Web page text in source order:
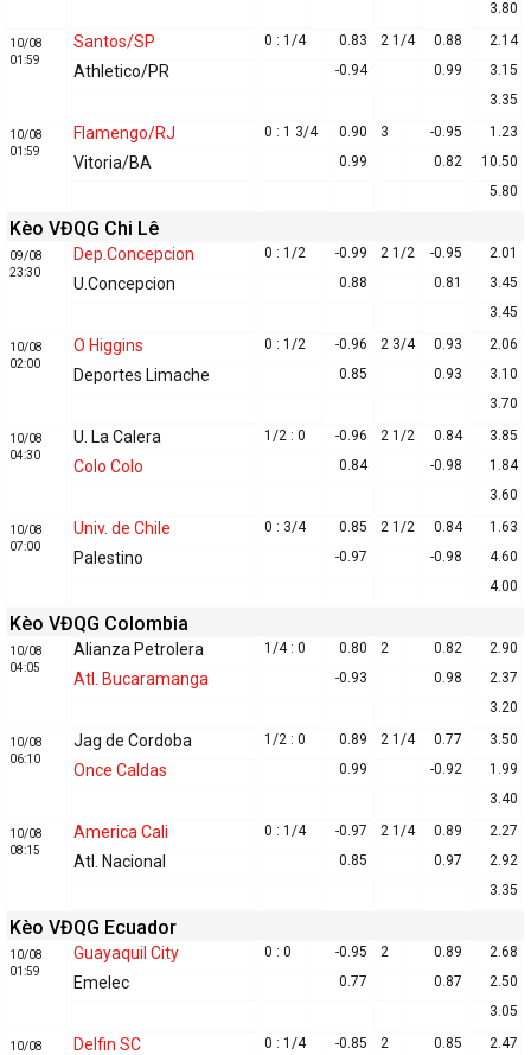
3.80
10/08
01:59
Santos/SP
Athletico/PR
0 : 1/4
0.83
-0.94
2 1/4
0.88
0.99
2.14
3.15
3.35
10/08
01:59
Flamengo/RJ
Vitoria/BA
0 : 1 3/4
0.90
0.99
3
-0.95
0.82
1.23
10.50
5.80
Kèo VĐQG Chi Lê
09/08
23:30
Dep.Concepcion
U.Concepcion
0 : 1/2
-0.99
0.88
2 1/2
-0.95
0.81
2.01
3.45
3.45
10/08
02:00
O Higgins
Deportes Limache
0 : 1/2
-0.96
0.85
2 3/4
0.93
0.93
2.06
3.10
3.70
10/08
04:30
U. La Calera
Colo Colo
1/2 : 0
-0.96
0.84
2 1/2
0.84
-0.98
3.85
1.84
3.60
10/08
07:00
Univ. de Chile
Palestino
0 : 3/4
0.85
-0.97
2 1/2
0.84
-0.98
1.63
4.60
4.00
Kèo VĐQG Colombia
10/08
04:05
Alianza Petrolera
Atl. Bucaramanga
1/4 : 0
0.80
-0.93
2
0.82
0.98
2.90
2.37
3.20
10/08
06:10
Jag de Cordoba
Once Caldas
1/2 : 0
0.89
0.99
2 1/4
0.77
-0.92
3.50
1.99
3.40
10/08
08:15
America Cali
Atl. Nacional
0 : 1/4
-0.97
0.85
2 1/4
0.89
0.97
2.27
2.92
3.35
Kèo VĐQG Ecuador
10/08
01:59
Guayaquil City
Emelec
0 : 0
-0.95
0.77
2
0.89
0.87
2.68
2.50
3.05
10/08
Delfin SC
0 : 1/4
-0.85
2
0.85
2.47